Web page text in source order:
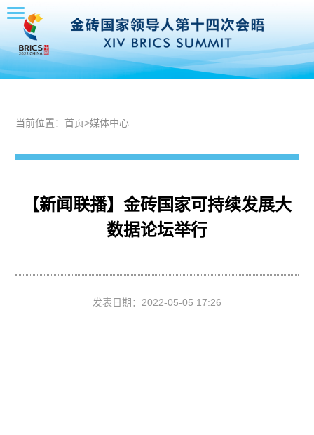
当前位置：首页>媒体中心
【新闻联播】金砖国家可持续发展大
数据论坛举行
发表日期： 2022-05-05 17:26